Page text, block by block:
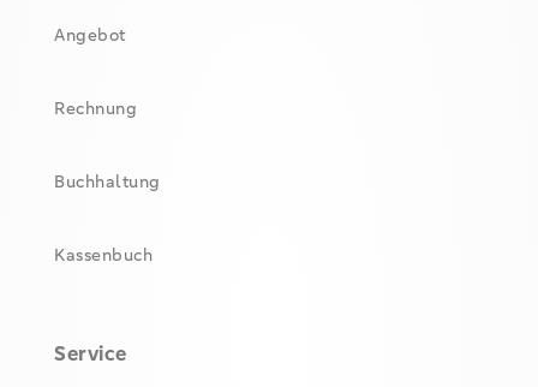
Angebot
Rechnung
Buchhaltung
Kassenbuch
Service